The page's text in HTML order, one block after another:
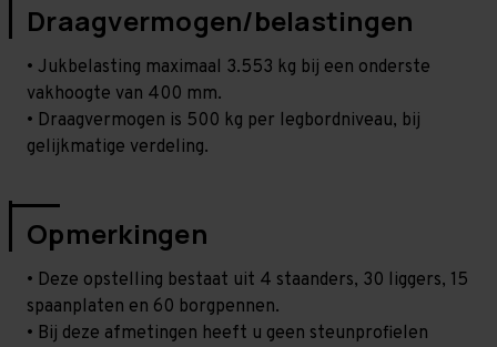
Draagvermogen/belastingen
• Jukbelasting maximaal 3.553 kg bij een onderste
vakhoogte van 400 mm.
• Draagvermogen is 500 kg per legbordniveau, bij
gelijkmatige verdeling.
Opmerkingen
• Deze opstelling bestaat uit 4 staanders, 30 liggers, 15
spaanplaten en 60 borgpennen.
• Bij deze afmetingen heeft u geen steunprofielen